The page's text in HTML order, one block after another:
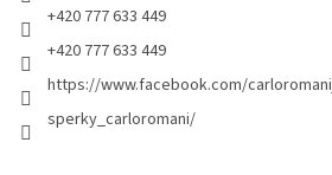
+420 777 633 449
+420 777 633 449
https://www.facebook.com/
sperky_carloromani/